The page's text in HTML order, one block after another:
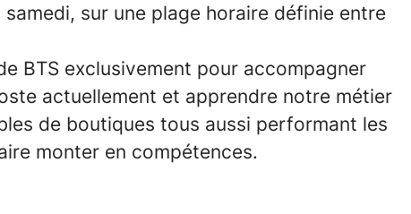
sur une plage horaire définie entre
BTS exclusivement pour accompagner
actuellement et apprendre notre métier
de boutiques tous aussi performant les
monter en compétences.